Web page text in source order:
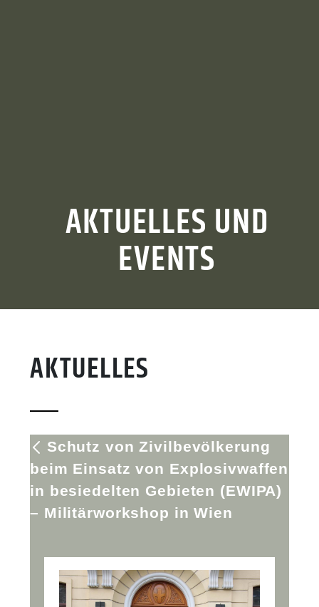
AKTUELLES UND
EVENTS
AKTUELLES
Schutz von Zivilbevölkerung
beim Einsatz von Explosivwaffen
in besiedelten Gebieten (EWIPA)
– Militärworkshop in Wien